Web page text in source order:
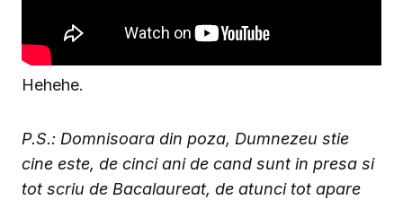
Hehehe.
P.S.: Domnisoara din poza, Dumnezeu stie
cine este, de cinci ani de cand sunt in presa si
tot scriu de Bacalaureat, de atunci tot apare